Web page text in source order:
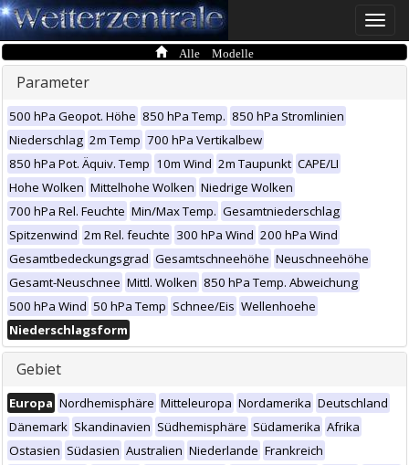
Toggle
Alle Modelle
Parameter
500 hPa Geopot. Höhe 850 hPa Temp. 850 hPa Stromlinien
Niederschlag 2m Temp 700 hPa Vertikalbew
850 hPa Pot. Äquiv. Temp 10m Wind 2m Taupunkt CAPE/LI
Hohe Wolken Mittelhohe Wolken Niedrige Wolken
700 hPa Rel. Feuchte Min/Max Temp. Gesamtniederschlag
Spitzenwind 2m Rel. feuchte 300 hPa Wind 200 hPa Wind
Gesamtbedeckungsgrad Gesamtschneehöhe Neuschneehöhe
Gesamt-Neuschnee Mittl. Wolken 850 hPa Temp. Abweichung
500 hPa Wind 50 hPa Temp Schnee/Eis Wellenhoehe
Niederschlagsform
Gebiet
Europa Nordhemisphäre Mitteleuropa Nordamerika Deutschland
Dänemark Skandinavien Südhemisphäre Südamerika Afrika
Ostasien Südasien Australien Niederlande Frankreich